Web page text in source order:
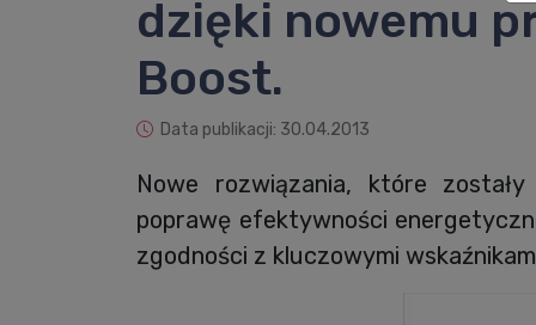
dzięki nowemu
Boost.
Data publikacji: 30.04.2013
Nowe rozwiązania, które
poprawę efektywności
zgodności z kluczowymi